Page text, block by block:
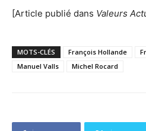
[Article publié dans Valeurs
MOTS-CLÉS François Hollande
Manuel Valls
Michel Rocard